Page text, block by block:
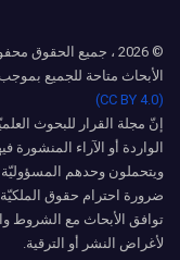
© 2026 ، جميع
الأبحاث متاحة للجميع بموجب
(CC BY 4.0)
إنّ مجلة القرار للبحوث
الواردة أو الآراء المنشورة
ويتحملون وحدهم المسؤوليّة
ضرورة احترام حقوق
توافق الأبحاث مع الشروط
لأغراض النشر أو الترقية.